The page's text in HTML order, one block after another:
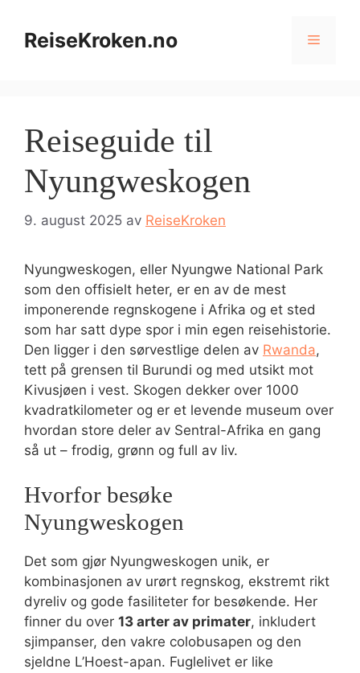
innholdReiseKroken.no Meny
Reiseguide til
Nyungweskogen
9. august 2025 av ReiseKroken
Nyungweskogen, eller Nyungwe National Park
som den offisielt heter, er en av de mest
imponerende regnskogene i Afrika og et sted
som har satt dype spor i min egen reisehistorie.
Den ligger i den sørvestlige delen av Rwanda,
tett på grensen til Burundi og med utsikt mot
Kivusjøen i vest. Skogen dekker over 1000
kvadratkilometer og er et levende museum over
hvordan store deler av Sentral-Afrika en gang
så ut – frodig, grønn og full av liv.
Hvorfor besøke
Nyungweskogen
Det som gjør Nyungweskogen unik, er
kombinasjonen av urørt regnskog, ekstremt rikt
dyreliv og gode fasiliteter for besøkende. Her
finner du over 13 arter av primater, inkludert
sjimpanser, den vakre colobusapen og den
sjeldne L’Hoest-apan. Fuglelivet er like